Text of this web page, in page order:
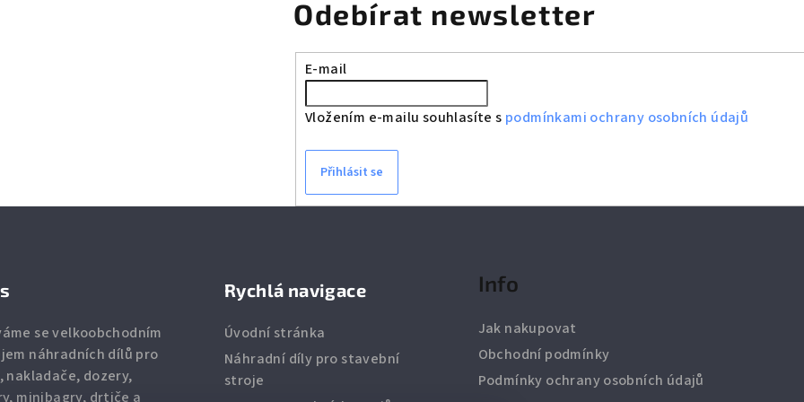
Odebírat newsletter
E-mail
Vložením e-mailu souhlasíte s podmínkami ochrany osobních údajů
Přihlásit se
se velkoobchodním
náhradních dílů pro
nakladače, dozery,
minibagry, drtiče a
Rychlá navigace
Úvodní stránka
Náhradní díly pro stavební
stroje
Info
Jak nakupovat
Obchodní podmínky
Podmínky ochrany osobních údajů